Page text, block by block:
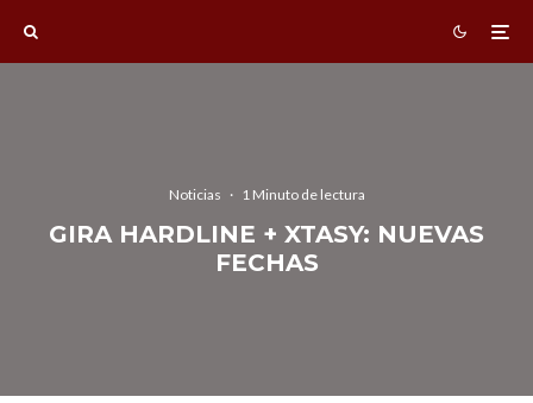
Noticias · 1 Minuto de lectura
GIRA HARDLINE + XTASY: NUEVAS
FECHAS